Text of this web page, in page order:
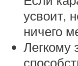
усвоит,
ничего
Легкому